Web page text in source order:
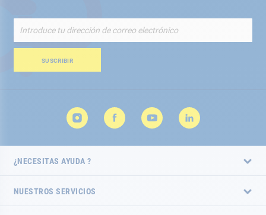
nuestro
de
SUSCRIBIR
¿NECESITAS AYUDA ?
NUESTROS SERVICIOS